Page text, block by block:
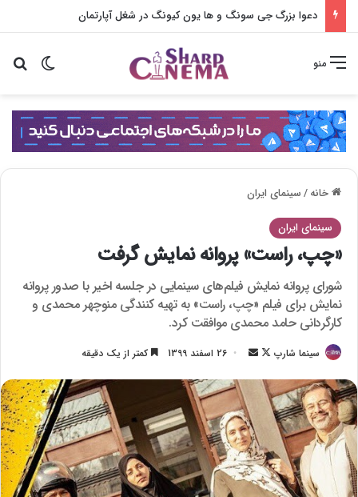
دعوا بزرگ جی سونگ و ها یون کیونگ در شغل آپارتمان
تغییر منو
خانه/سینمای ایران
سینمای ایران
«چپ، راست» پروانه نمایش گرفت
شورای پروانه نمایش فیلم‌های سینمایی در جلسه اخیر با صدور پروانه
نمایش برای فیلم‌ «چپ، راست» به تهیه کنندگی منوچهر محمدی و
کارگردانی حامد محمدی موافقت کرد.
سینما شارپ
F
o
w
o
n
س
ا
ل
ا
ی
26 اسفند 1399 کمتر از یک دقیقه